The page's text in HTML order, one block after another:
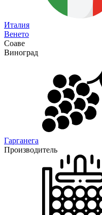
Италия
Венето
Соаве
Виноград
Гарганега
Производитель